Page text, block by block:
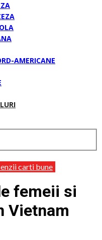
AMERICANE
carti bune
femeii si
Vietnam